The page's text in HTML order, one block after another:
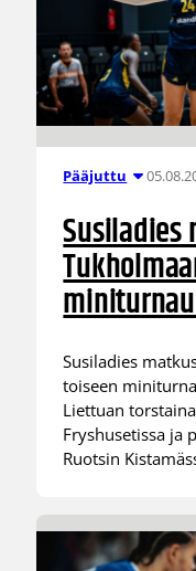
Pääjuttu
Susiladies
toiseen
Liettuan
Fryshusetissa ja
Ruotsin